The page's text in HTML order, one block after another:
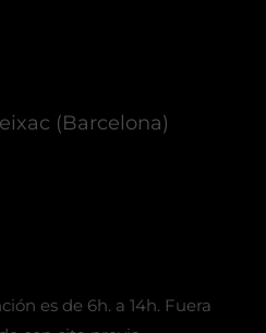
(Barcelona)
es de 6h. a 14h. Fuera